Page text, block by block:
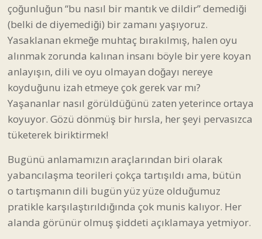
çoğunluğun “bu nasıl bir mantık ve dildir” demediği
(belki de diyemediği) bir zamanı yaşıyoruz.
Yasaklanan ekmeğe muhtaç bırakılmış, halen oyu
alınmak zorunda kalınan insanı böyle bir yere koyan
anlayışın, dili ve oyu olmayan doğayı nereye
koyduğunu izah etmeye çok gerek var mı?
Yaşananlar nasıl görüldüğünü zaten yeterince ortaya
koyuyor. Gözü dönmüş bir hırsla, her şeyi pervasızca
tüketerek biriktirmek!
Bugünü anlamamızın araçlarından biri olarak
yabancılaşma teorileri çokça tartışıldı ama, bütün
o tartışmanın dili bugün yüz yüze olduğumuz
pratikle karşılaştırıldığında çok munis kalıyor. Her
alanda görünür olmuş şiddeti açıklamaya yetmiyor.